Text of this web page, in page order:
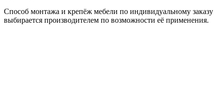
Способ монтажа и крепёж мебели по индивидуальному заказу
выбирается производителем по возможности её применения.